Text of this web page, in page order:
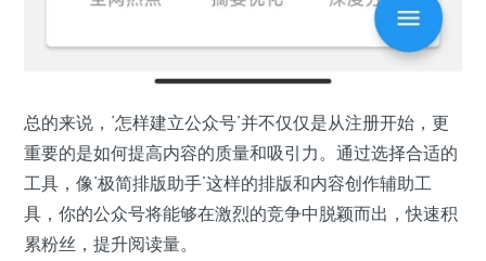
总的来说，‘怎样建立公众号’并不仅仅是从注册开始，更
重要的是如何提高内容的质量和吸引力。通过选择合适的
工具，像‘极简排版助手’这样的排版和内容创作辅助工
具，你的公众号将能够在激烈的竞争中脱颖而出，快速积
累粉丝，提升阅读量。